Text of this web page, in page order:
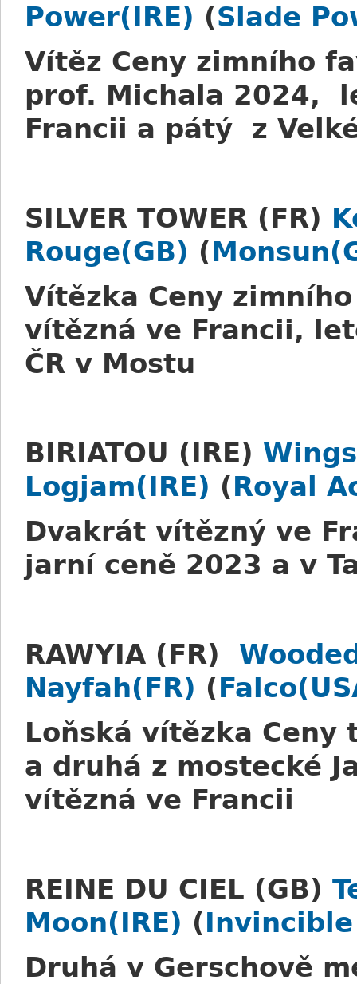
Power(IRE) (Slade
Vítěz Ceny zimního
prof. Michala 2024,
Francii a pátý z
SILVER TOWER (FR)
Rouge(GB) (
Vítězka Ceny
vítězná ve Francii,
ČR v Mostu
BIRIATOU (IRE)
Logjam(IRE) (Royal
Dvakrát vítězný ve
jarní ceně 2023 a v
RAWYIA (FR)
Nayfah(FR) (
Loňská vítězka
a druhá z mostecké
vítězná ve Francii
REINE DU CIEL (GB)
Moon(IRE) (
Druhá v Gerschově